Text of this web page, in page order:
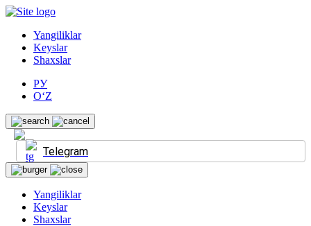
Yangiliklar
Keyslar
Shaxslar
РУ
O‘Z
Telegram
Yangiliklar
Keyslar
Shaxslar